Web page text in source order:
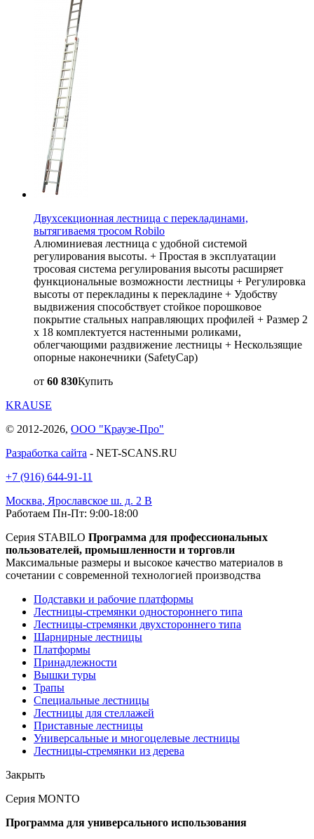
Двухсекционная лестница с перекладинами,
вытягиваемя тросом Robilo
Алюминиевая лестница с удобной системой
регулирования высоты. + Простая в эксплуатации
тросовая система регулирования высоты расширяет
функциональные возможности лестницы + Регулировка
высоты от перекладины к перекладине + Удобству
выдвижения способствует стойкое порошковое
покрытие стальных направляющих профилей + Размер 2
x 18 комплектуется настенными роликами,
облегчающими раздвижение лестницы + Нескользящие
опорные наконечники (SafetyCap)
от 60 830Купить
KRAUSE
© 2012-2026, ООО "Краузе-Про"
Разработка сайта - NET-SCANS.RU
+7 (916) 644-91-11
Москва, Ярославское ш. д. 2 В
Работаем Пн-Пт: 9:00-18:00
Серия STABILO Программа для профессиональных
пользователей, промышленности и торговли
Максимальные размеры и высокое качество материалов в
сочетании с современной технологией производства
Подставки и рабочие платформы
Лестницы-стремянки одностороннего типа
Лестницы-стремянки двухстороннего типа
Шарнирные лестницы
Платформы
Принадлежности
Вышки туры
Трапы
Специальные лестницы
Лестницы для стеллажей
Приставные лестницы
Универсальные и многоцелевые лестницы
Лестницы-стремянки из дерева
Закрыть
Серия MONTO
Программа для универсального использования